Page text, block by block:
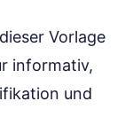
Vorlage
informativ,
und